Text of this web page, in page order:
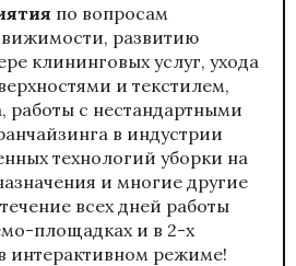
по вопросам
развитию
клининговых услуг, ухода
и текстилем,
работы с нестандартными
в индустрии
технологий уборки на
и многие другие
всех дней работы
площадках и в 2-х
интерактивном режиме!